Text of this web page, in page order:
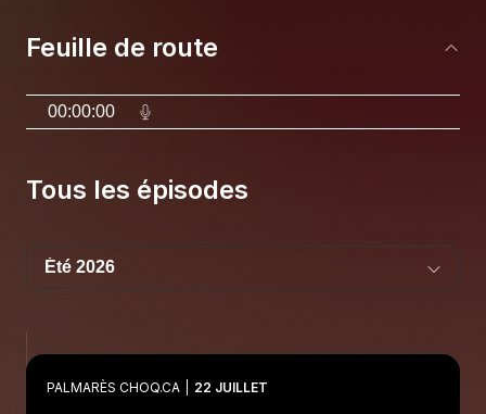
Feuille de route
00:00:00
Tous les épisodes
PALMARÈS CHOQ.CA 22 JUILLET